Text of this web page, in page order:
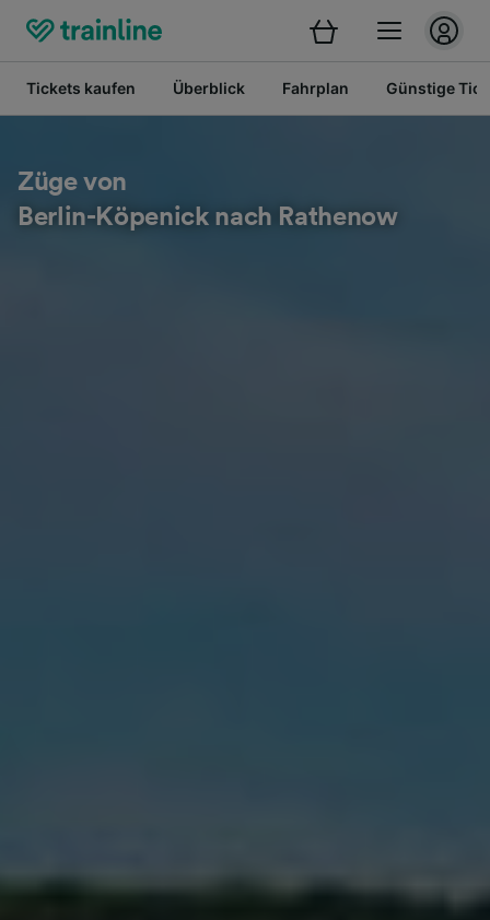
Tickets kaufen Überblick Fahrplan Günstige
Züge von
Berlin-Köpenick nach Rathenow